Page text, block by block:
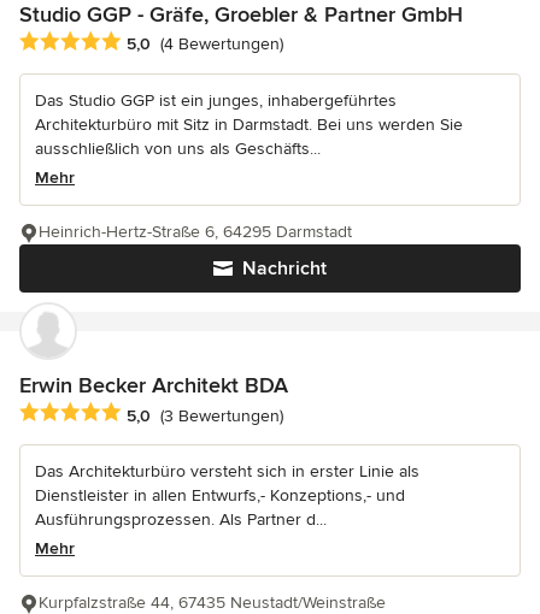
Studio GGP - Gräfe, Groebler & Partner GmbH
Durchschnittliche Bewertung: 5 von 5 Sternen
5,0 (4 Bewertungen)
Das Studio GGP ist ein junges, inhabergeführtes
Architekturbüro mit Sitz in Darmstadt. Bei uns werden Sie
ausschließlich von uns als Geschäfts...
Mehr
Nachricht
Heinrich-Hertz-Straße 6, 64295 Darmstadt
Erwin Becker Architekt BDA
Durchschnittliche Bewertung: 5 von 5 Sternen
5,0 (3 Bewertungen)
Das Architekturbüro versteht sich in erster Linie als
Dienstleister in allen Entwurfs,- Konzeptions,- und
Ausführungsprozessen. Als Partner d...
Mehr
Kurpfalzstraße 44, 67435 Neustadt/Weinstraße